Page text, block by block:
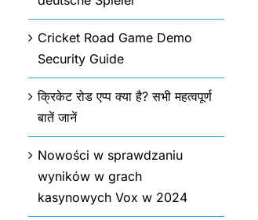
Cricket Road Game Demo
Security Guide
क्रिकेट रोड एप्प क्या है? सभी महत्वपूर्ण
बातें जानें
Nowości w sprawdzaniu
wyników w grach
kasynowych Vox w 2024